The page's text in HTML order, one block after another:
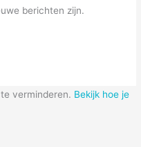
berichten zijn.
verminderen. Bekijk hoe je